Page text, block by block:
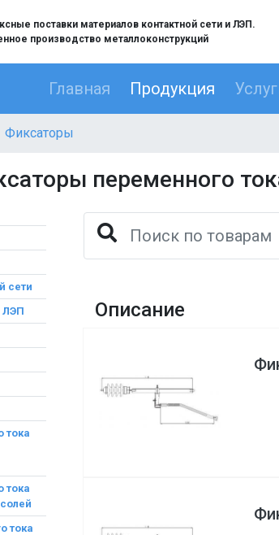
поставки материалов контактной сети и ЛЭП.
производство металлоконструкций
Главная Продукция
Фиксаторы
переменного
сети
ЛЭП
тока
тока
тока
Описание